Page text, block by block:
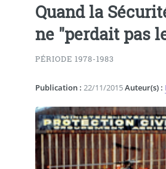
Quand la
ne "perdait pas
PÉRIODE 1978-1983
Publication : 22/11/2015Auteur(s) :